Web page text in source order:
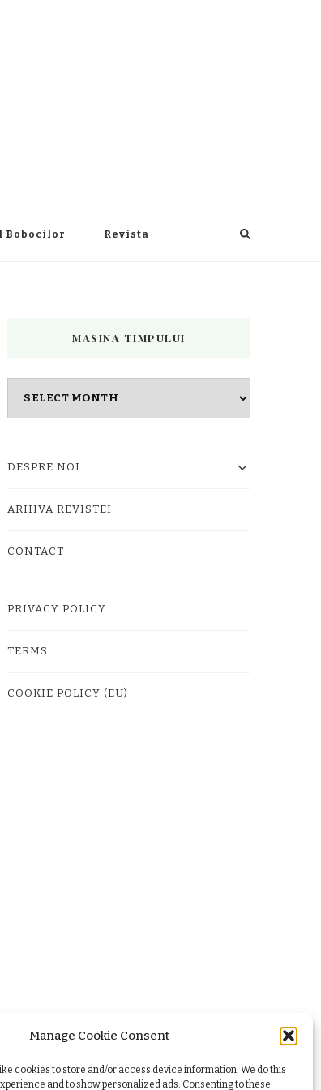
Manage Cookie Consent
cookies to store and/or access device information. We do this
and to show personalized ads. Consenting to these
Bobocilor Revista
MASINA TIMPULUI
DESPRE NOI
ARHIVA REVISTEI
CONTACT
PRIVACY POLICY
TERMS
COOKIE POLICY (EU)